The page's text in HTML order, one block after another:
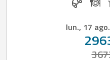
lun., 17 ago.